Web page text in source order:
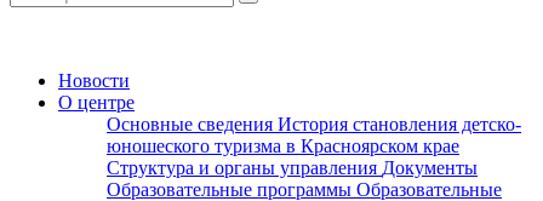
Новости
О центре
Основные сведения История становления детско-
юношеского туризма в Красноярском крае
Структура и органы управления Документы
Образовательные программы Образовательные